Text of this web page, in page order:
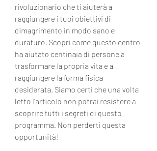
rivoluzionario che ti aiuterà a
raggiungere i tuoi obiettivi di
dimagrimento in modo sano e
duraturo. Scopri come questo centro
ha aiutato centinaia di persone a
trasformare la propria vita e a
raggiungere la forma fisica
desiderata. Siamo certi che una volta
letto l'articolo non potrai resistere a
scoprire tutti i segreti di questo
programma. Non perderti questa
opportunità!